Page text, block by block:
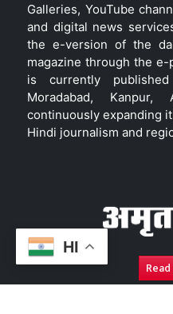
HI
Galleries, YouTube
and digital news
the e-version of the
magazine through the
is currently
Moradabad, Kanpur,
continuously expanding
Hindi journalism and